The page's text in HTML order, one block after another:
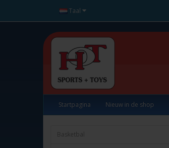
Taal
Startpagina Nieuw in de shop
Basketbal